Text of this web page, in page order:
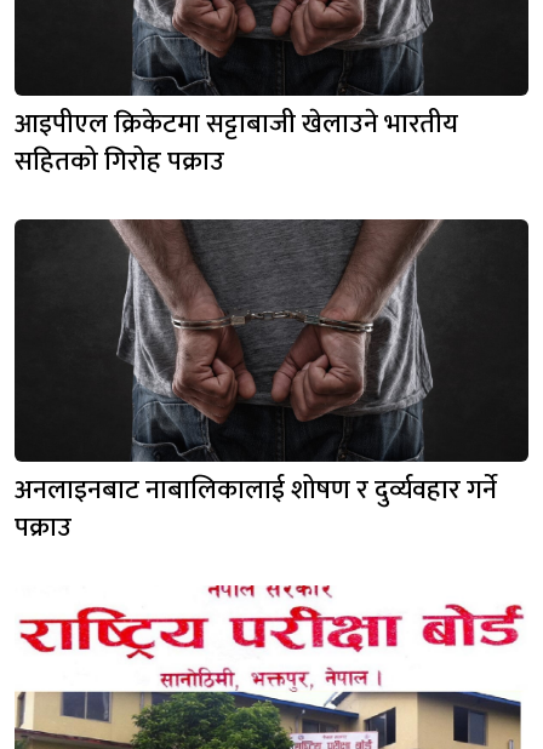
आइपीएल क्रिकेटमा सट्टाबाजी खेलाउने भारतीय
सहितको गिरोह पक्राउ
अनलाइनबाट नाबालिकालाई शोषण र दुर्व्यवहार गर्ने
पक्राउ